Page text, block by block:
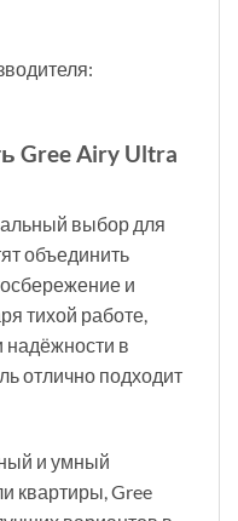
Gree Airy Ultra
выбор для
объединить
и
тихой работе,
в
отлично подходит
и умный
квартиры, Gree